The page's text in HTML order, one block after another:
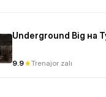
Underground Big на
9.9 Trenajor zalı